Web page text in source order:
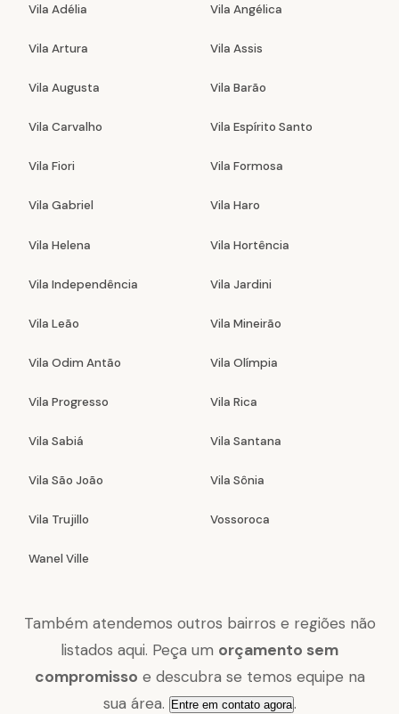
Vila Adélia Vila Angélica
Vila Artura Vila Assis
Vila Augusta Vila Barão
Vila Carvalho Vila Espírito Santo
Vila Fiori Vila Formosa
Vila Gabriel Vila Haro
Vila Helena Vila Hortência
Vila Independência Vila Jardini
Vila Leão Vila Mineirão
Vila Odim Antão Vila Olímpia
Vila Progresso Vila Rica
Vila Sabiá Vila Santana
Vila São João Vila Sônia
Vila Trujillo Vossoroca
Wanel Ville
Também atendemos outros bairros e regiões não
listados aqui. Peça um orçamento sem
compromisso e descubra se temos equipe na
sua área. Entre em contato agora.